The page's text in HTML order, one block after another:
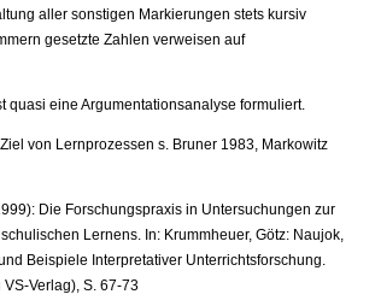
aller sonstigen Markierungen stets kursiv
gesetzte Zahlen verweisen auf
quasi eine Argumentationsanalyse formuliert.
von Lernprozessen s. Bruner 1983, Markowitz
Die Forschungspraxis in Untersuchungen zur
Lernens. In: Krummheuer, Götz: Naujok,
Beispiele Interpretativer Unterrichtsforschung.
Verlag), S. 67-73